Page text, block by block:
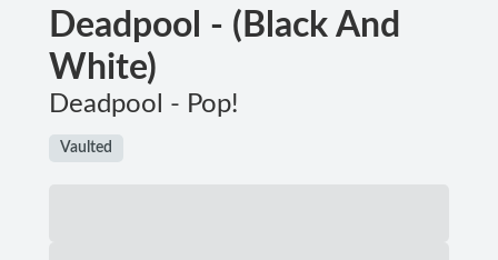
Deadpool - (Black And
White)
Deadpool - Pop!
Vaulted